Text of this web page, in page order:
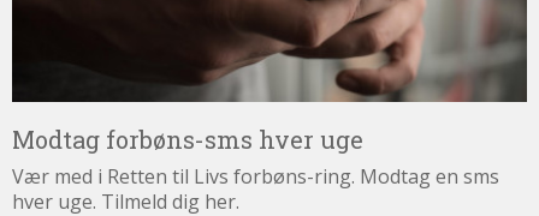
Modtag forbøns-sms hver uge
Vær med i Retten til Livs forbøns-ring. Modtag en sms
hver uge. Tilmeld dig her.